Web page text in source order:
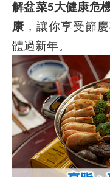
解盆菜5大健康危
康 ，讓你享受節
體過新年。